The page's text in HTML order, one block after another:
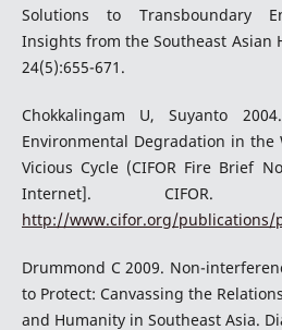
Solutions to Transboundary
Insights from the Southeast Asian
24(5):655-671.
Chokkalingam U, Suyanto
Environmental Degradation in the
Vicious Cycle (CIFOR Fire Brief
Internet]. CIFOR.
http://www.cifor.org/publications/
Drummond C 2009. Non-
to Protect: Canvassing the
and Humanity in Southeast Asia.